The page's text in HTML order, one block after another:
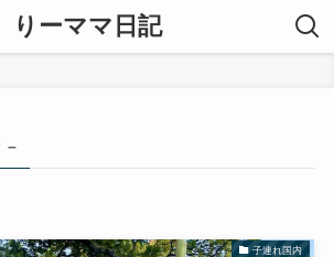
りーママ日記
–
子連れ国内